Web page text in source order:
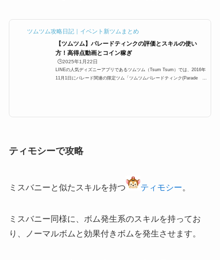
ツムツム攻略日記｜イベント新ツムまとめ
【ツムツム】パレードティンクの評価とスキルの使い
方！高得点動画とコイン稼ぎ
🕒️2025年1月22日
LINEの人気ディズニーアプリであるツムツム（Tsum Tsum）では、2016年
11月1日にパレード関連の限定ツム「ツムツムパレードティンク(Parade th
ティモシーで攻略
ミスバニーと似たスキルを持つ ティモシー。
ミスバニー同様に、ボム発生系のスキルを持ってお
り、ノーマルボムと効果付きボムを発生させます。